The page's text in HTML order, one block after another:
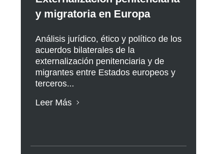
y migratoria en Europa
Análisis jurídico, ético y político de los
acuerdos bilaterales de la
externalización penitenciaria y de
migrantes entre Estados europeos y
terceros...
Leer Más